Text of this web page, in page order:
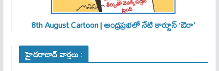
8th August Cartoon | ఆంధ్రప్రభలో నేటి కార్టూన్ ‘ఔరా’
హైదరాబాద్ వార్తలు :